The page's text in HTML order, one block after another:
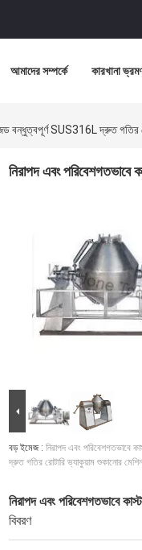
আমাদের সম্পর্কে কারখানা
বন্ধুত্বপূর্ণ SUS316L দ্রুত গতির
নিরাপদ এবং
বড় ইমেজ : নিরাপদ এবং পরিবেশগতভাবে
দ্রুত গতির রোটারি ভ্যাকুয়াম শুকানোর
নিরাপদ এবং পরিবেশগতভাবে
বিবরণ